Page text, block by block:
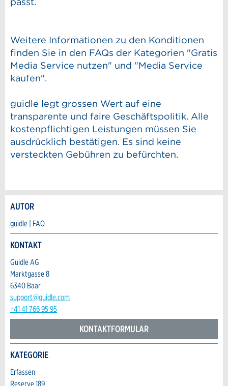
Weitere Informationen zu den Konditionen
finden Sie in den FAQs der Kategorien "Gratis
Media Service nutzen" und "Media Service
kaufen".
guidle legt grossen Wert auf eine
transparente und faire Geschäftspolitik. Alle
kostenpflichtigen Leistungen müssen Sie
ausdrücklich bestätigen. Es sind keine
versteckten Gebühren zu befürchten.
Anzeige beanstanden
Ihr Feedback wird sehr geschätzt!
Allgemeines Feedback
Anzeige nicht mehr gültig
Anzeige unvollständig
Anzeige weiterempfehlen
Empfehlen Sie diese Anzeige an Freunde
weiter.
AUTOR
guidle | FAQ
KONTAKT
Guidle AG
Marktgasse 8
6340 Baar
support@guidle.com
+41 41 766 95 95
KONTAKTFORMULAR
Kontakt
KATEGORIE
Erfassen
Reserve 189